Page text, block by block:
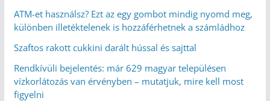
ATM-et használsz? Ezt az egy gombot mindig nyomd meg,
különben illetéktelenek is hozzáférhetnek a számládhoz
Szaftos rakott cukkini darált hússal és sajttal
Rendkívüli bejelentés: már 629 magyar településen
vízkorlátozás van érvényben – mutatjuk, mire kell most
figyelni